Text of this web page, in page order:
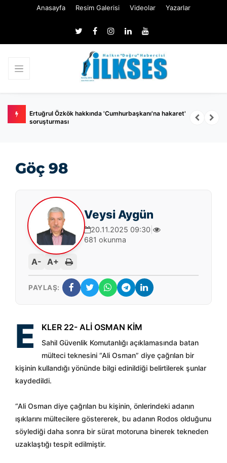
Anasayfa Resim Galerisi Videolar Yazarlar
belli
Ertuğrul Özkök hakkında 'Cumhurbaşkanı'na hakaret'
soruşturması
Göç 98
Veysi Aygün
20.11.2025 09:30
681 okunma
A- A+
PAYLAŞ:
E KLER 22- ALİ OSMAN KİM
Sahil Güvenlik Komutanlığı açıklamasında batan
mülteci teknesini “Ali Osman” diye çağrılan bir
kişinin kullandığı yönünde bilgi edinildiği belirtilerek şunlar
kaydedildi.
“Ali Osman diye çağrılan bu kişinin, önlerindeki adanın
ışıklarını mültecilere göstererek, bu adanın Rodos olduğunu
söylediği daha sonra bir sürat motoruna binerek tekneden
uzaklaştığı tespit edilmiştir.